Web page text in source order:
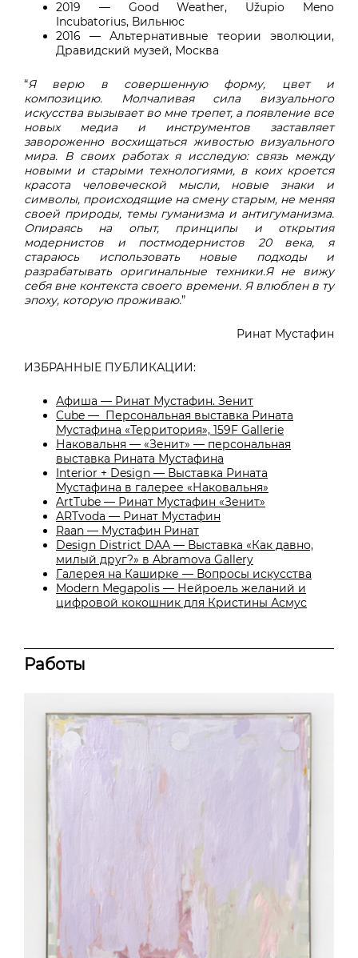
2019 — Good Weather, Užupio Meno
Incubatorius, Вильнюс
2016 — Альтернативные теории эволюции,
Дравидский музей, Москва
“Я верю в совершенную форму, цвет и
композицию. Молчаливая сила визуального
искусства вызывает во мне трепет, а появление все
новых медиа и инструментов заставляет
завороженно восхищаться живостью визуального
мира. В своих работах я исследую: связь между
новыми и старыми технологиями, в коих кроется
красота человеческой мысли, новые знаки и
символы, происходящие на смену старым, не меняя
своей природы, темы гуманизма и антигуманизма.
Опираясь на опыт, принципы и открытия
модернистов и постмодернистов 20 века, я
стараюсь использовать новые подходы и
разрабатывать оригинальные техники.Я не вижу
себя вне контекста своего времени. Я влюблен в ту
эпоху, которую проживаю.”
Ринат Мустафин
ИЗБРАННЫЕ ПУБЛИКАЦИИ:
Афиша — Ринат Мустафин. Зенит
Cube — Персональная выставка Рината
Мустафина «Территория», 159F Gallerie
Наковальня — «Зенит» — персональная
выставка Рината Мустафина
Interior + Design — Выставка Рината
Мустафина в галерее «Наковальня»
ArtTube — Ринат Мустафин «Зенит»
ARTvoda — Ринат Мустафин
Raan — Мустафин Ринат
Design District DAA — Выставка «Как давно,
милый друг?» в Abramova Gallery
Галерея на Каширке — Вопросы искусства
Modern Megapolis — Нейроель желаний и
цифровой кокошник для Кристины Асмус
Работы